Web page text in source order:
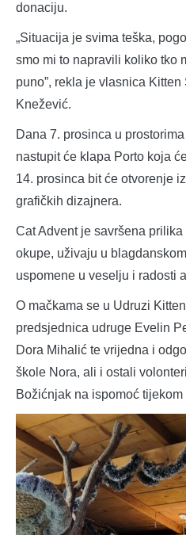
donaciju.
„Situacija je svima teška,
smo mi to napravili koliko tko
puno”, rekla je vlasnica
Knežević.
Dana 7. prosinca u
nastupit će klapa Porto koja
14. prosinca bit će otvorenje
grafičkih dizajnera.
Cat Advent je savršena
okupe, uživaju u
uspomene u veselju i radosti
O mačkama se u Udruzi
predsjednica udruge Evelin
Dora Mihalić te vrijedna i
škole Nora, ali i ostali
Božićnjak na ispomoć tijekom